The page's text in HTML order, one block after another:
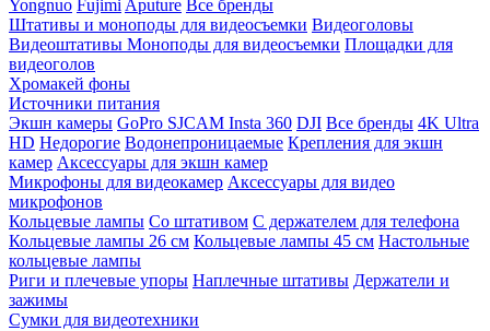
Yongnuo Fujimi Aputure Все бренды
Штативы и моноподы для видеосъемки Видеоголовы
Видеоштативы Моноподы для видеосъемки Площадки для
видеоголов
Хромакей фоны
Источники питания
Экшн камеры GoPro SJCAM Insta 360 DJI Все бренды 4K Ultra
HD Недорогие Водонепроницаемые Крепления для экшн
камер Аксессуары для экшн камер
Микрофоны для видеокамер Аксессуары для видео
микрофонов
Кольцевые лампы Со штативом C держателем для телефона
Кольцевые лампы 26 см Кольцевые лампы 45 см Настольные
кольцевые лампы
Риги и плечевые упоры Наплечные штативы Держатели и
зажимы
Сумки для видеотехники